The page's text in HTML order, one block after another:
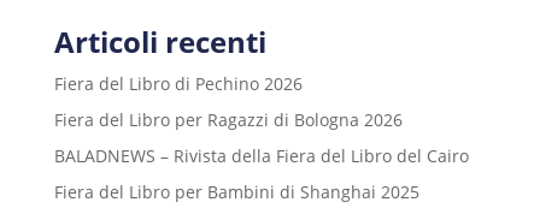
Articoli recenti
Fiera del Libro di Pechino 2026
Fiera del Libro per Ragazzi di Bologna 2026
BALADNEWS – Rivista della Fiera del Libro del Cairo
Fiera del Libro per Bambini di Shanghai 2025